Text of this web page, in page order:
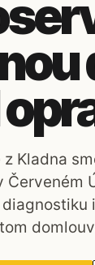
Kladna
Červeném